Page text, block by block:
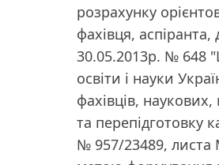
розрахунку
фахівця, аспіранта,
30.05.2013р. № 648
освіти і науки
фахівців,
та перепідготовку
№ 957/23489, листа